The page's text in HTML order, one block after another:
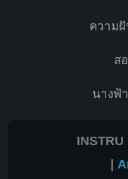
ความ
ส
นางฟ้
INSTRU
|